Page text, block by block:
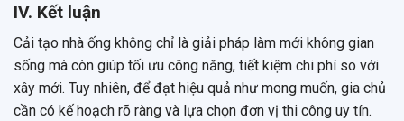
IV. Kết luận
Cải tạo nhà ống không chỉ là giải pháp làm mới không gian
sống mà còn giúp tối ưu công năng, tiết kiệm chi phí so với
xây mới. Tuy nhiên, để đạt hiệu quả như mong muốn, gia chủ
cần có kế hoạch rõ ràng và lựa chọn đơn vị thi công uy tín.